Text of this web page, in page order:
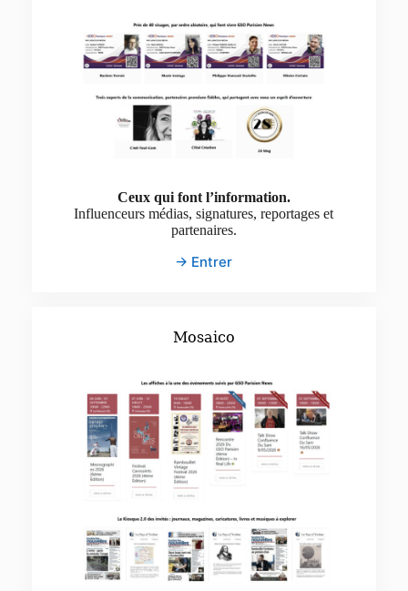
Ceux qui font l’information.
Influenceurs médias, signatures, reportages et
partenaires.
→ Entrer
Mosaico